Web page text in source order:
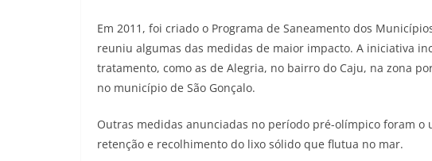
Em 2011, foi criado o Programa de Saneamento dos
reuniu algumas das medidas de maior impacto. A iniciativa
tratamento, como as de Alegria, no bairro do Caju, na zona
no município de São Gonçalo.
Outras medidas anunciadas no período pré-olímpico foram o
retenção e recolhimento do lixo sólido que flutua no mar.